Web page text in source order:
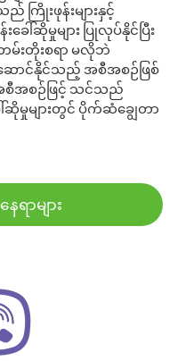
ကြိုးဖုန်းများနှင့်
ေါ်ဆိုမှုများ ပြုလုပ်နိုင်ပြီး
းတိုးစရာ မလိုဘဲ
ောင်နိုင်သည့် အစီအစဉ်ဖြစ်
စီအစဉ်ဖြင့် သင်သည်
ဆိုမှုများတွင် ပိုက်ဆံချွေတာ
ရာများ